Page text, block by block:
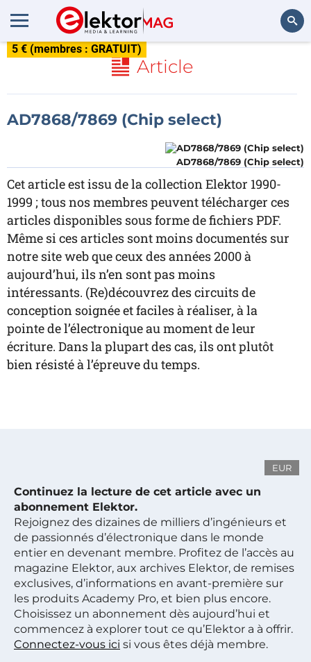
5 € (membres : GRATUIT)
Article
AD7868/7869 (Chip select)
AD7868/7869 (Chip select)
Cet article est issu de la collection Elektor 1990-
1999 ; tous nos membres peuvent télécharger ces
articles disponibles sous forme de fichiers PDF.
Même si ces articles sont moins documentés sur
notre site web que ceux des années 2000 à
aujourd’hui, ils n’en sont pas moins
intéressants. (Re)découvrez des circuits de
conception soignée et faciles à réaliser, à la
pointe de l’électronique au moment de leur
écriture. Dans la plupart des cas, ils ont plutôt
bien résisté à l’épreuve du temps.
EUR
Continuez la lecture de cet article avec un
abonnement Elektor.
Rejoignez des dizaines de milliers d’ingénieurs et
de passionnés d’électronique dans le monde
entier en devenant membre. Profitez de l’accès au
magazine Elektor, aux archives Elektor, de remises
exclusives, d’informations en avant-première sur
les produits Academy Pro, et bien plus encore.
Choisissez un abonnement dès aujourd’hui et
commencez à explorer tout ce qu’Elektor a à offrir.
Connectez-vous ici si vous êtes déjà membre.